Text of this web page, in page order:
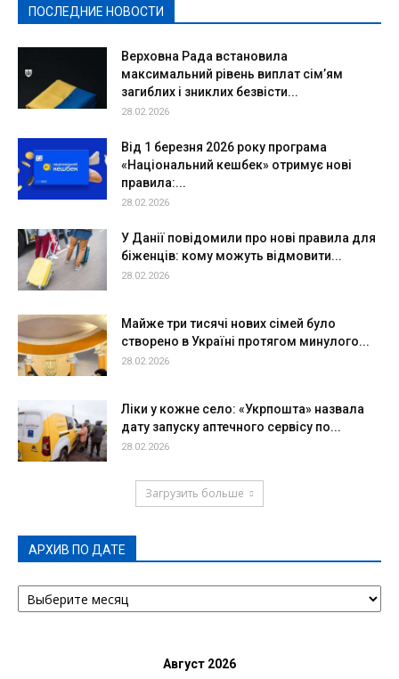
ПОСЛЕДНИЕ НОВОСТИ
Верховна Рада встановила
максимальний рівень виплат сім’ям
загиблих і зниклих безвісти...
28.02.2026
Від 1 березня 2026 року програма
«Національний кешбек» отримує нові
правила:...
28.02.2026
У Данії повідомили про нові правила для
біженців: кому можуть відмовити...
28.02.2026
Майже три тисячі нових сімей було
створено в Україні протягом минулого...
28.02.2026
Ліки у кожне село: «Укрпошта» назвала
дату запуску аптечного сервісу по...
28.02.2026
Загрузить больше
АРХИВ ПО ДАТЕ
АРХИВ
ПО
Август 2026